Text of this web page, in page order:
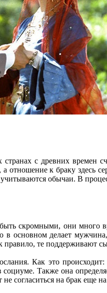
странах с древних
отношение к браку здесь
обычаи. В
скромными, они
основном делает
те поддерживают
Как это
Также она
согласиться на брак еще